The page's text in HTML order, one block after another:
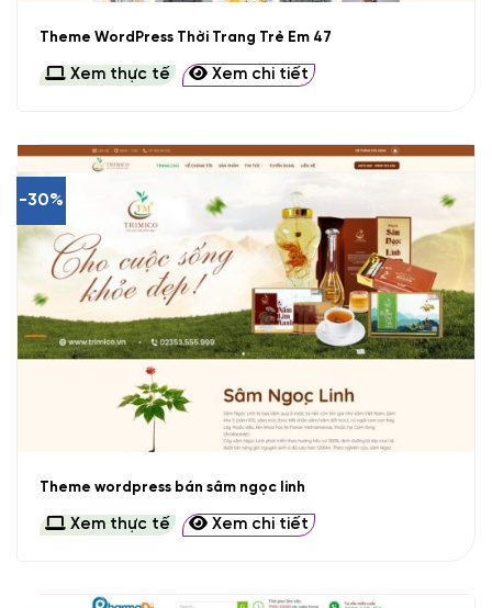
Theme WordPress Thời Trang Trẻ Em 47
Xem thực tế Xem chi tiết
-30%
Theme wordpress bán sâm ngọc linh
Xem thực tế Xem chi tiết